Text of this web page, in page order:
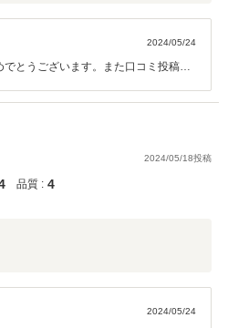
2024/05/24
とうございます。また口コミ投稿も
も宜しくお願い致します。
2024/05/18投稿
品質 : 4
2024/05/24